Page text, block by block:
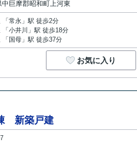
中巨摩郡昭和町上河東
「常永」駅 徒歩2分
「小井川」駅 徒歩18分
「国母」駅 徒歩37分
お気に入り
新築戸建